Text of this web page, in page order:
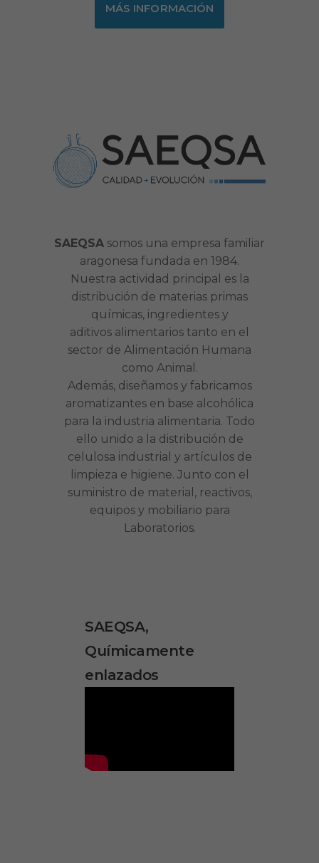
MÁS INFORMACIÓN
SAEQSA somos una empresa familiar
aragonesa fundada en 1984.
Nuestra actividad principal es la
distribución de materias primas
químicas, ingredientes y
aditivos alimentarios tanto en el
sector de Alimentación Humana
como Animal.
Además, diseñamos y fabricamos
aromatizantes en base alcohólica
para la industria alimentaria. Todo
ello unido a la distribución de
celulosa industrial y artículos de
limpieza e higiene. Junto con el
suministro de material, reactivos,
equipos y mobiliario para
Laboratorios.
SAEQSA,
Químicamente
enlazados